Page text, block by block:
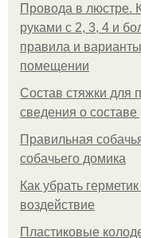
Провода в люстре.
руками с 2, 3, 4 и
правила и
помещении
Состав стяжки для
сведения о
Правильная
собачьего домика
Как убрать
воздействие
Пластиковые